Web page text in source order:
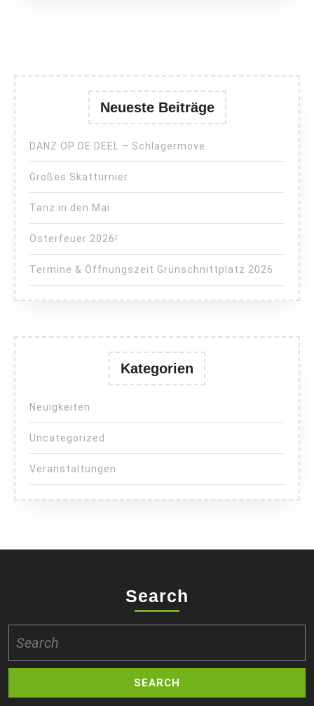
Neueste Beiträge
DANZ OP DE DEEL – Schlagermove
Großes Skatturnier
Tanz in den Mai
Osterfeuer 2026!
Termine & Öffnungszeit Grünschnittplatz 2026
Kategorien
Neuigkeiten
Uncategorized
Veranstaltungen
Search
for: